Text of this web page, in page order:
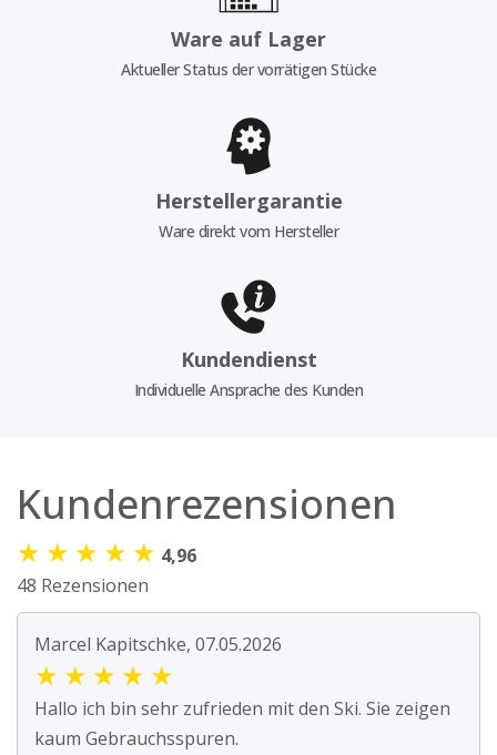
Ware auf Lager
Aktueller Status der vorrätigen Stücke
Herstellergarantie
Ware direkt vom Hersteller
Kundendienst
Individuelle Ansprache des Kunden
Kundenrezensionen
★ ★ ★ ★ ★ 4,96
48 Rezensionen
Marcel Kapitschke, 07.05.2026
★ ★ ★ ★ ★
Hallo ich bin sehr zufrieden mit den Ski. Sie zeigen
kaum Gebrauchsspuren.